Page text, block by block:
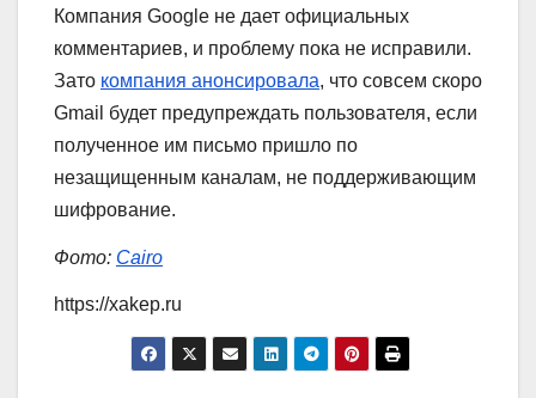
Компания Google не дает официальных
комментариев, и проблему пока не исправили.
Зато компания анонсировала, что совсем скоро
Gmail будет предупреждать пользователя, если
полученное им письмо пришло по
незащищенным каналам, не поддерживающим
шифрование.
Фото: Cairo
https://xakep.ru